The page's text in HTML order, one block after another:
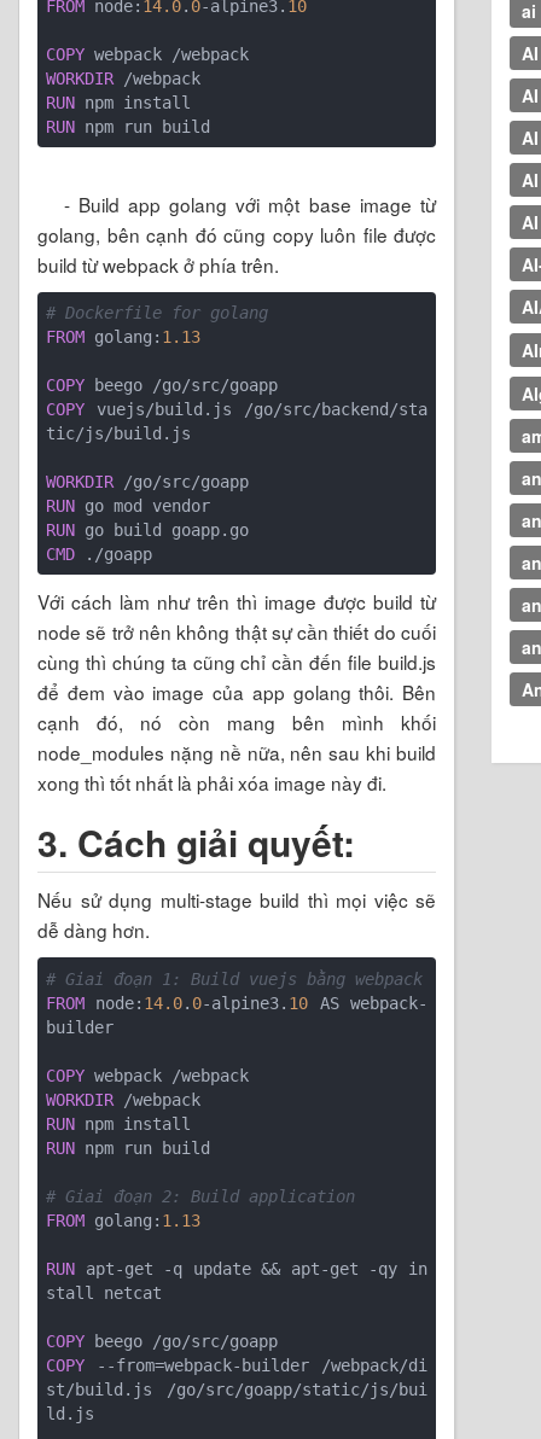
FROM node: 14.0. 0-alpine3. 10
COPY
WORKDIR
RUN
RUN npm run build
- Build app golang với một base image từ
golang, bên cạnh đó cũng copy luôn file được
build từ webpack ở phía trên.
# Dockerfile for golang
FROM golang: 1.13
COPY
COPY vuejs/build.js /go/src/backend/sta
WORKDIR
RUN
RUN
CMD
Với cách làm như trên thì image được build từ
node sẽ trở nên không thật sự cần thiết do cuối
cùng thì chúng ta cũng chỉ cần đến file build.js
để đem vào image của app golang thôi. Bên
cạnh đó, nó còn mang bên mình khối
node_modules nặng nề nữa, nên sau khi build
xong thì tốt nhất là phải xóa image này đi.
3. Cách giải quyết:
Nếu sử dụng multi-stage build thì mọi việc sẽ
dễ dàng hơn.
# Giai đoạn 1: Build vuejs bằng webpack
FROM node: 14.0. 0-alpine3. 10 AS webpack-
builder
COPY
WORKDIR
RUN
RUN
# Giai đoạn 2: Build application
FROM golang: 1.13
RUN apt-get -q update && apt-get -qy in
COPY
COPY --from=webpack-builder /webpack/di
st/build.js /go/src/goapp/static/js/bui
ai